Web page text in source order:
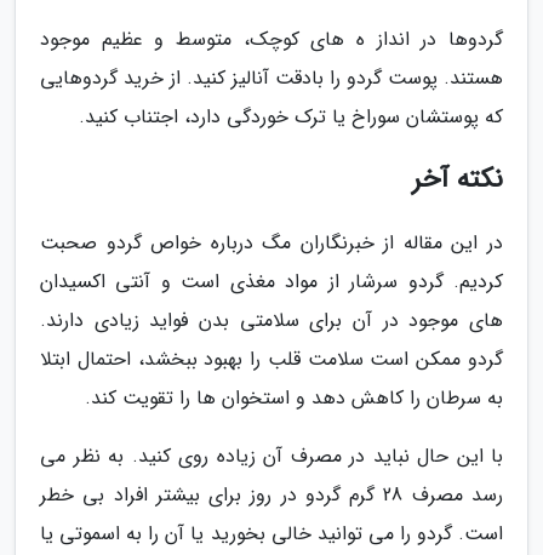
گردوها در انداز ه های کوچک، متوسط و عظیم موجود
هستند. پوست گردو را بادقت آنالیز کنید. از خرید گردوهایی
که پوستشان سوراخ یا ترک خوردگی دارد، اجتناب کنید.
نکته آخر
در این مقاله از خبرنگاران مگ درباره خواص گردو صحبت
کردیم. گردو سرشار از مواد مغذی است و آنتی اکسیدان
های موجود در آن برای سلامتی بدن فواید زیادی دارند.
گردو ممکن است سلامت قلب را بهبود ببخشد، احتمال ابتلا
به سرطان را کاهش دهد و استخوان ها را تقویت کند.
با این حال نباید در مصرف آن زیاده روی کنید. به نظر می
رسد مصرف 28 گرم گردو در روز برای بیشتر افراد بی خطر
است. گردو را می توانید خالی بخورید یا آن را به اسموتی یا